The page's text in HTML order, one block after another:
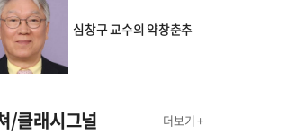
심창구 교수의 약창춘추
/클래시그널 더보기 +